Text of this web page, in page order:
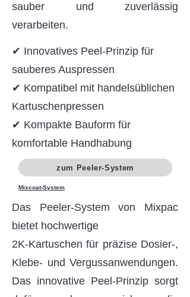
sauber und zuverlässig
verarbeiten.
✔ Innovatives Peel-Prinzip für
sauberes Auspressen
✔ Kompatibel mit handelsüblichen
Kartuschenpressen
✔ Kompakte Bauform für
komfortable Handhabung
zum Peeler-System
Mixcoat-System
Das Peeler-System von Mixpac
bietet hochwertige
2K-Kartuschen für präzise Dosier-,
Klebe- und Vergussanwendungen.
Das innovative Peel-Prinzip sorgt